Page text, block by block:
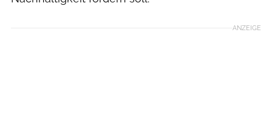
ANZEIGE